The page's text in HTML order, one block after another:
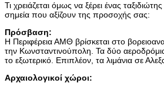
Τι χρειάζεται όμως να ξέρει ένας
σημεία που αξίζουν της προσοχής σας:
Πρόσβαση:
H Περιφέρεια ΑΜΘ βρίσκεται στο
την Κωνσταντινούπολη. Τα δύο
το εξωτερικό. Επιπλέον, τα λιμάνια σε
Αρχαιολογικοί χώροι: